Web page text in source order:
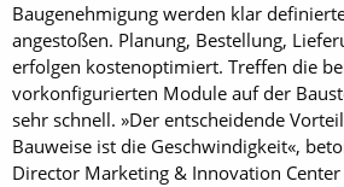
Baugenehmigung werden klar
angestoßen. Planung, Bestellung,
erfolgen kostenoptimiert. Treffen die
vorkonfigurierten Module auf der
sehr schnell. »Der entscheidende
Bauweise ist die Geschwindigkeit«,
Director Marketing & Innovation Center